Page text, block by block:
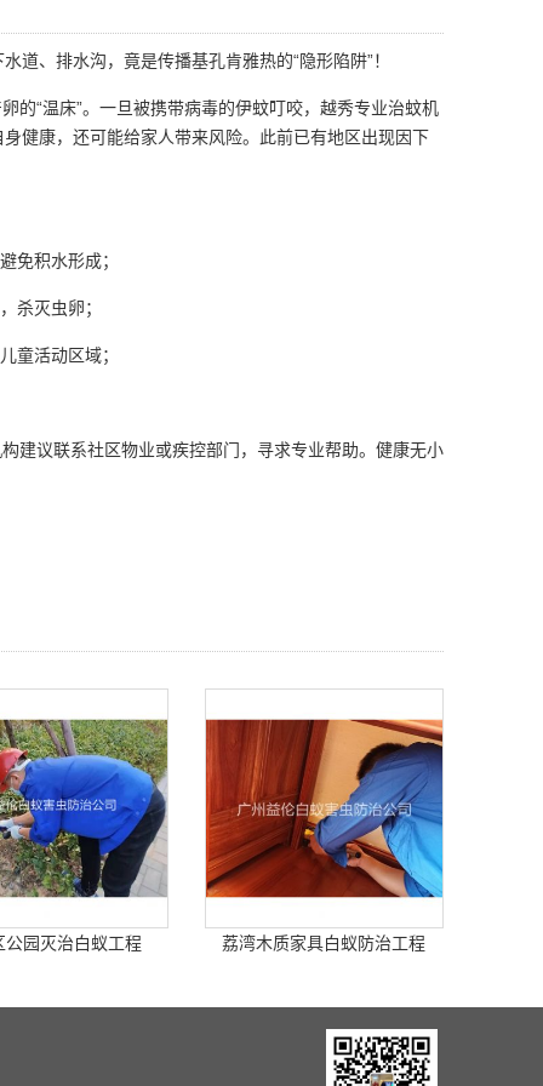
道、排水沟，竟是传播基孔肯雅热的“隐形陷阱”！
的“温床”。一旦被携带病毒的伊蚊叮咬，越秀专业治蚊机
健康，还可能给家人带来风险。此前已有地区出现因下
免积水形成；
杀灭虫卵；
童活动区域；
建议联系社区物业或疾控部门，寻求专业帮助。健康无小
公园灭治白蚁工程 荔湾木质家具白蚁防治工程